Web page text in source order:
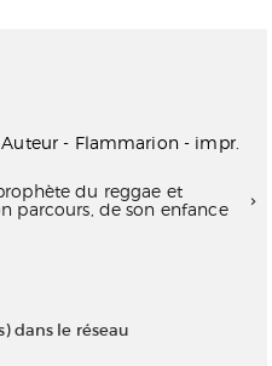
- Flammarion - impr.
du reggae et
parcours, de son enfance
dans le réseau